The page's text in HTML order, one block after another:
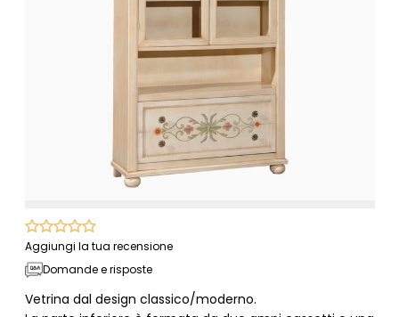
Aggiungi la tua recensione
Domande e risposte
Vetrina dal design classico/moderno.